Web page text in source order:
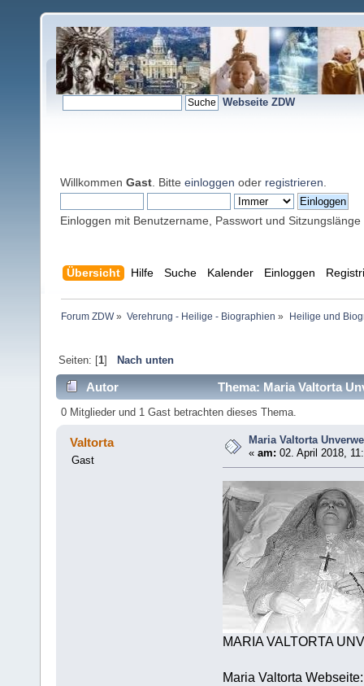
Webseite ZDW
Willkommen Gast . Bitte einloggen oder registrieren
Einloggen mit Benutzername, Passwort und Sitzungslänge
Übersicht Hilfe Suche Kalender Einloggen
Forum ZDW» Verehrung - Heilige - Biographien » Heilige und
Seiten: [1] Nach unten
Autor Thema: Maria Valtorta
0 Mitglieder und 1 Gast betrachten dieses Thema.
Valtorta
Gast
Maria Valtorta
«am: 02. April 2018,
MARIA VALTORTA
Maria Valtorta Webseite: